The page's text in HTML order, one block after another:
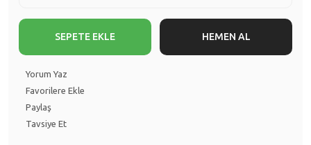
SEPETE EKLE HEMEN AL
Yorum Yaz
Paylaş
Tavsiye Et